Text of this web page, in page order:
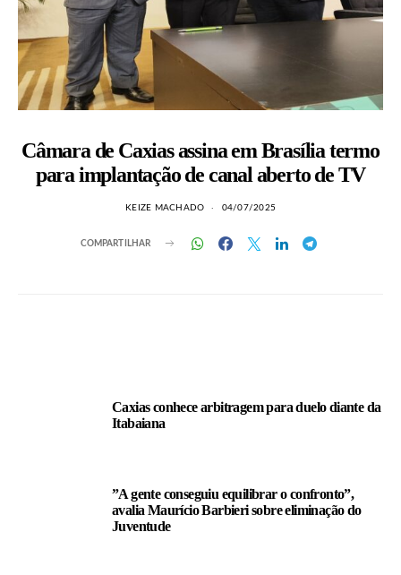
Câmara de Caxias assina em Brasília termo
para implantação de canal aberto de TV
KEIZE MACHADO 04/07/2025
COMPARTILHAR
Caxias conhece arbitragem para duelo diante da
Itabaiana
”A gente conseguiu equilibrar o confronto”,
avalia Maurício Barbieri sobre eliminação do
Juventude